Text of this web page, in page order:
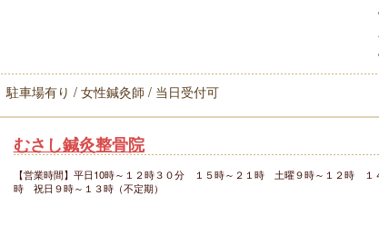
駐車場有り / 女性鍼灸師 / 当日受付可
むさし鍼灸整骨院
【営業時間】平日10時～１２時３０分 １５時～２１時 土曜９時～１２時 １
時 祝日９時～１３時（不定期）